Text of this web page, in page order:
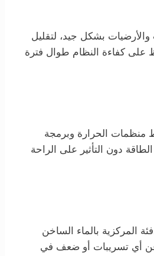
والأرضيات بشكل جيد، لتقليل
على كفاءة النظام طوال فترة
منظمات الحرارة وبرمجة
دون التأثير على الراحة
المركزية بالماء الساخن
أي تسريبات أو ضعف في